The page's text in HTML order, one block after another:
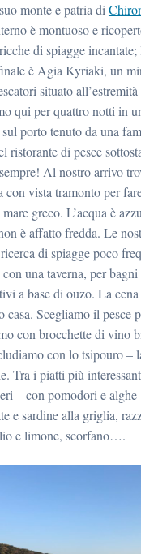
monte e patria di
è montuoso e
di spiagge incantate;
è Agia Kyriaki, un
situato all’estremità
qui per quattro notti in
porto tenuto da una
ristorante di pesce
Al nostro arrivo
con vista tramonto per
greco. L’acqua è
è affatto fredda. Le
di spiagge poco
una taverna, per bagni
a base di ouzo. La cena
casa. Scegliamo il pesce
con brocchette di vino
con lo tsipouro –
Tra i piatti più
– con pomodori e
e sardine alla griglia,
e limone, scorfano….